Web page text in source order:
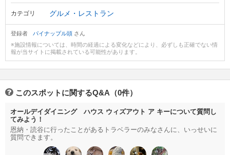
カテゴリ グルメ・レストラン
登録者 パイナップル頭 さん
※施設情報については、時間の経過による変化などにより、必ずしも正確でない情
報が当サイトに掲載されている可能性があります。
このスポットに関するQ&A（0件）
オールデイダイニング ハウス ウィズアウト ア キーについて質問し
てみよう！
恩納・読谷に行ったことがあるトラベラーのみなさんに、いっせいに
質問できます。